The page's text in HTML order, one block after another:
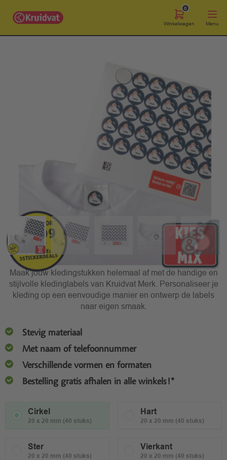
0
Winkelwagen Menu
Maak jouw kledingstukken helemaal af met de handige en
stijlvolle kledinglabels van Kruidvat Merk. Personaliseer je
kleding op een eenvoudige manier en ontwerp de labels
naar eigen smaak.
Stevig materiaal
Met naam of telefoonnummer
Verschillende vormen en formaten
Bestelling gratis afhalen in alle winkels!*
Cirkel
20 x 20 mm (40 stuks)
Hart
20 x 20 mm (40 stuks)
Ster
20 x 20 mm (40 stuks)
Vierkant
20 x 20 mm (40 stuks)